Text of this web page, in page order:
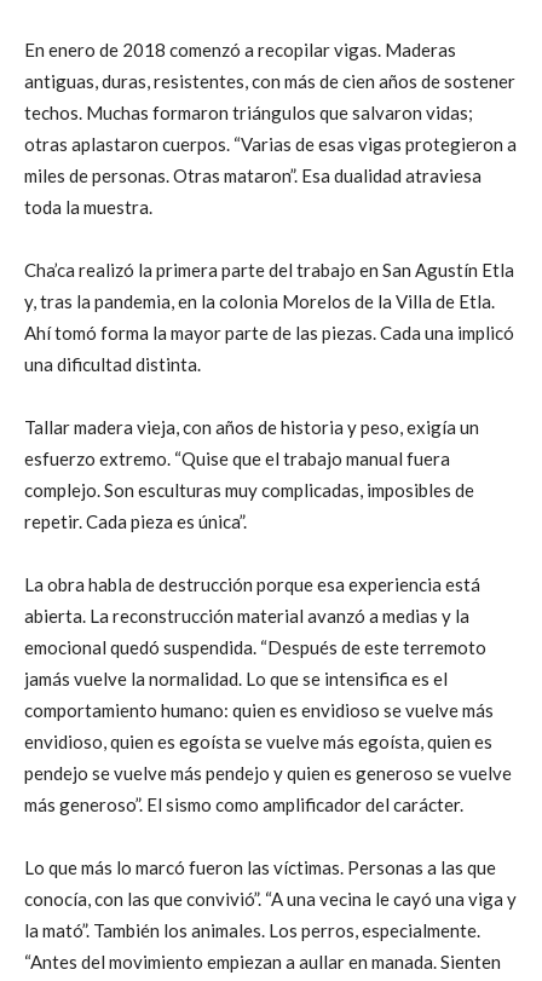
En enero de 2018 comenzó a recopilar vigas. Maderas
antiguas, duras, resistentes, con más de cien años de sostener
techos. Muchas formaron triángulos que salvaron vidas;
otras aplastaron cuerpos. “Varias de esas vigas protegieron a
miles de personas. Otras mataron”. Esa dualidad atraviesa
toda la muestra.
Cha’ca realizó la primera parte del trabajo en San Agustín Etla
y, tras la pandemia, en la colonia Morelos de la Villa de Etla.
Ahí tomó forma la mayor parte de las piezas. Cada una implicó
una dificultad distinta.
Tallar madera vieja, con años de historia y peso, exigía un
esfuerzo extremo. “Quise que el trabajo manual fuera
complejo. Son esculturas muy complicadas, imposibles de
repetir. Cada pieza es única”.
La obra habla de destrucción porque esa experiencia está
abierta. La reconstrucción material avanzó a medias y la
emocional quedó suspendida. “Después de este terremoto
jamás vuelve la normalidad. Lo que se intensifica es el
comportamiento humano: quien es envidioso se vuelve más
envidioso, quien es egoísta se vuelve más egoísta, quien es
pendejo se vuelve más pendejo y quien es generoso se vuelve
más generoso”. El sismo como amplificador del carácter.
Lo que más lo marcó fueron las víctimas. Personas a las que
conocía, con las que convivió”. “A una vecina le cayó una viga y
la mató”. También los animales. Los perros, especialmente.
“Antes del movimiento empiezan a aullar en manada. Sienten